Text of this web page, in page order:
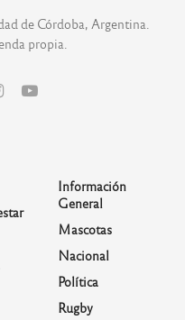
de Córdoba, Argentina.
propia.
Información
General
Mascotas
Nacional
Política
Rugby